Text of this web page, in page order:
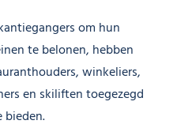
om hun
te belonen, hebben
winkeliers,
en skiliften toegezegd
bieden.